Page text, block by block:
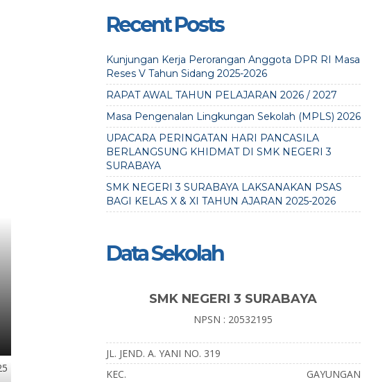
Recent Posts
Kunjungan Kerja Perorangan Anggota DPR RI Masa
Reses V Tahun Sidang 2025-2026
RAPAT AWAL TAHUN PELAJARAN 2026 / 2027
Masa Pengenalan Lingkungan Sekolah (MPLS) 2026
UPACARA PERINGATAN HARI PANCASILA
BERLANGSUNG KHIDMAT DI SMK NEGERI 3
SURABAYA
SMK NEGERI 3 SURABAYA LAKSANAKAN PSAS
BAGI KELAS X & XI TAHUN AJARAN 2025-2026
Data Sekolah
SMK NEGERI 3 SURABAYA
NPSN : 20532195
JL. JEND. A. YANI NO. 319
KEC.
GAYUNGAN